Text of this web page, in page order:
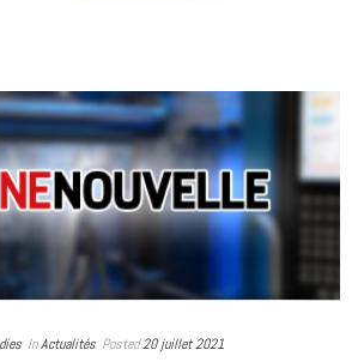
InActualités Posted20 juillet 2021